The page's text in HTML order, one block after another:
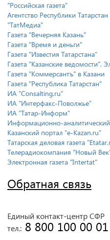
"Российская газета"
Агентство Республики
"ТатМедиа"
Газета "Вечерняя Казань"
Газета "Время и деньги"
Газета "Известия Татарстана"
Газета "Казанские ведомости".
Газета "Коммерсантъ" в Казани
Газета "Республика Татарстан"
ИА "Consalting.ru"
ИА "Интерфакс-Поволжье"
ИА "Татар-Информ"
Информационно-аналитический
Казанский портал "e-Kazan.ru"
Татарская деловая газета
Телерадиокомпания "Новый
Электронная газета "Intertat"
Обратная связь
Единый контакт-центр СФР
тел.: 8 800 100 00 01